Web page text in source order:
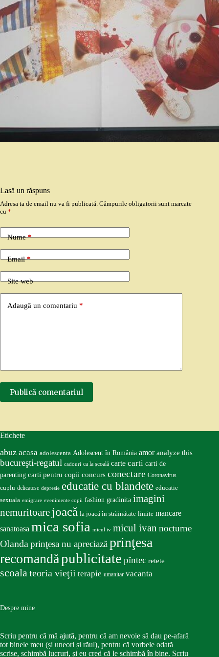
Lasă un răspuns
Adresa ta de email nu va fi publicată. Câmpurile obligatorii sunt marcate
cu *
Nume*
Email*
Site web
Adaugă un comentariu *
Publică comentariul
Etichete
abuz acasa adolescenta Adolescent în România amor analyze this
bucureşti-regatul cadouri ca la școală carte carti carti de
parenting carti pentru copii concurs conectare Coronavirus
cuplu delicatese depresie educatie cu blandete educatie
sexuala emigrare evenimente copii fashion gradinita imagini
nemuritoare joacă la joacă în străinătate limite mancare
sanatoasa mica sofia micul iv micul ivan nocturne
Olandaprinţesa nu apreciazăprinţesa
recomandăpublicitate pîntec retete
scoalateoria vieţii terapie umanitar vacanta
Despre mine
Scriu pentru că mă ajută, pentru că am nevoie să dau pe-afară
tot binele meu (și uneori și răul), pentru că vorbele odată
scrise, schimbă lucruri, și eu cred că le schimbă în bine. Scriu